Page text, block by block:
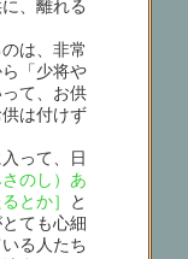
、離れる
は、非常
「少将や
て、お供
は付けず
って、日
のし）あ
とか］
と
ても心細
る人たち